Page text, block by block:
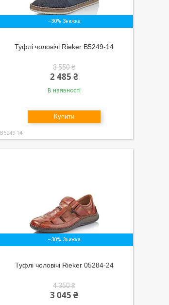
–30%
Туфлі чоловічі Rieker B5249-14
3 550 ₴
2 485 ₴
В наявності
Купити
B5249-14
–30%
Туфлі чоловічі Rieker 05284-24
4 350 ₴
3 045 ₴